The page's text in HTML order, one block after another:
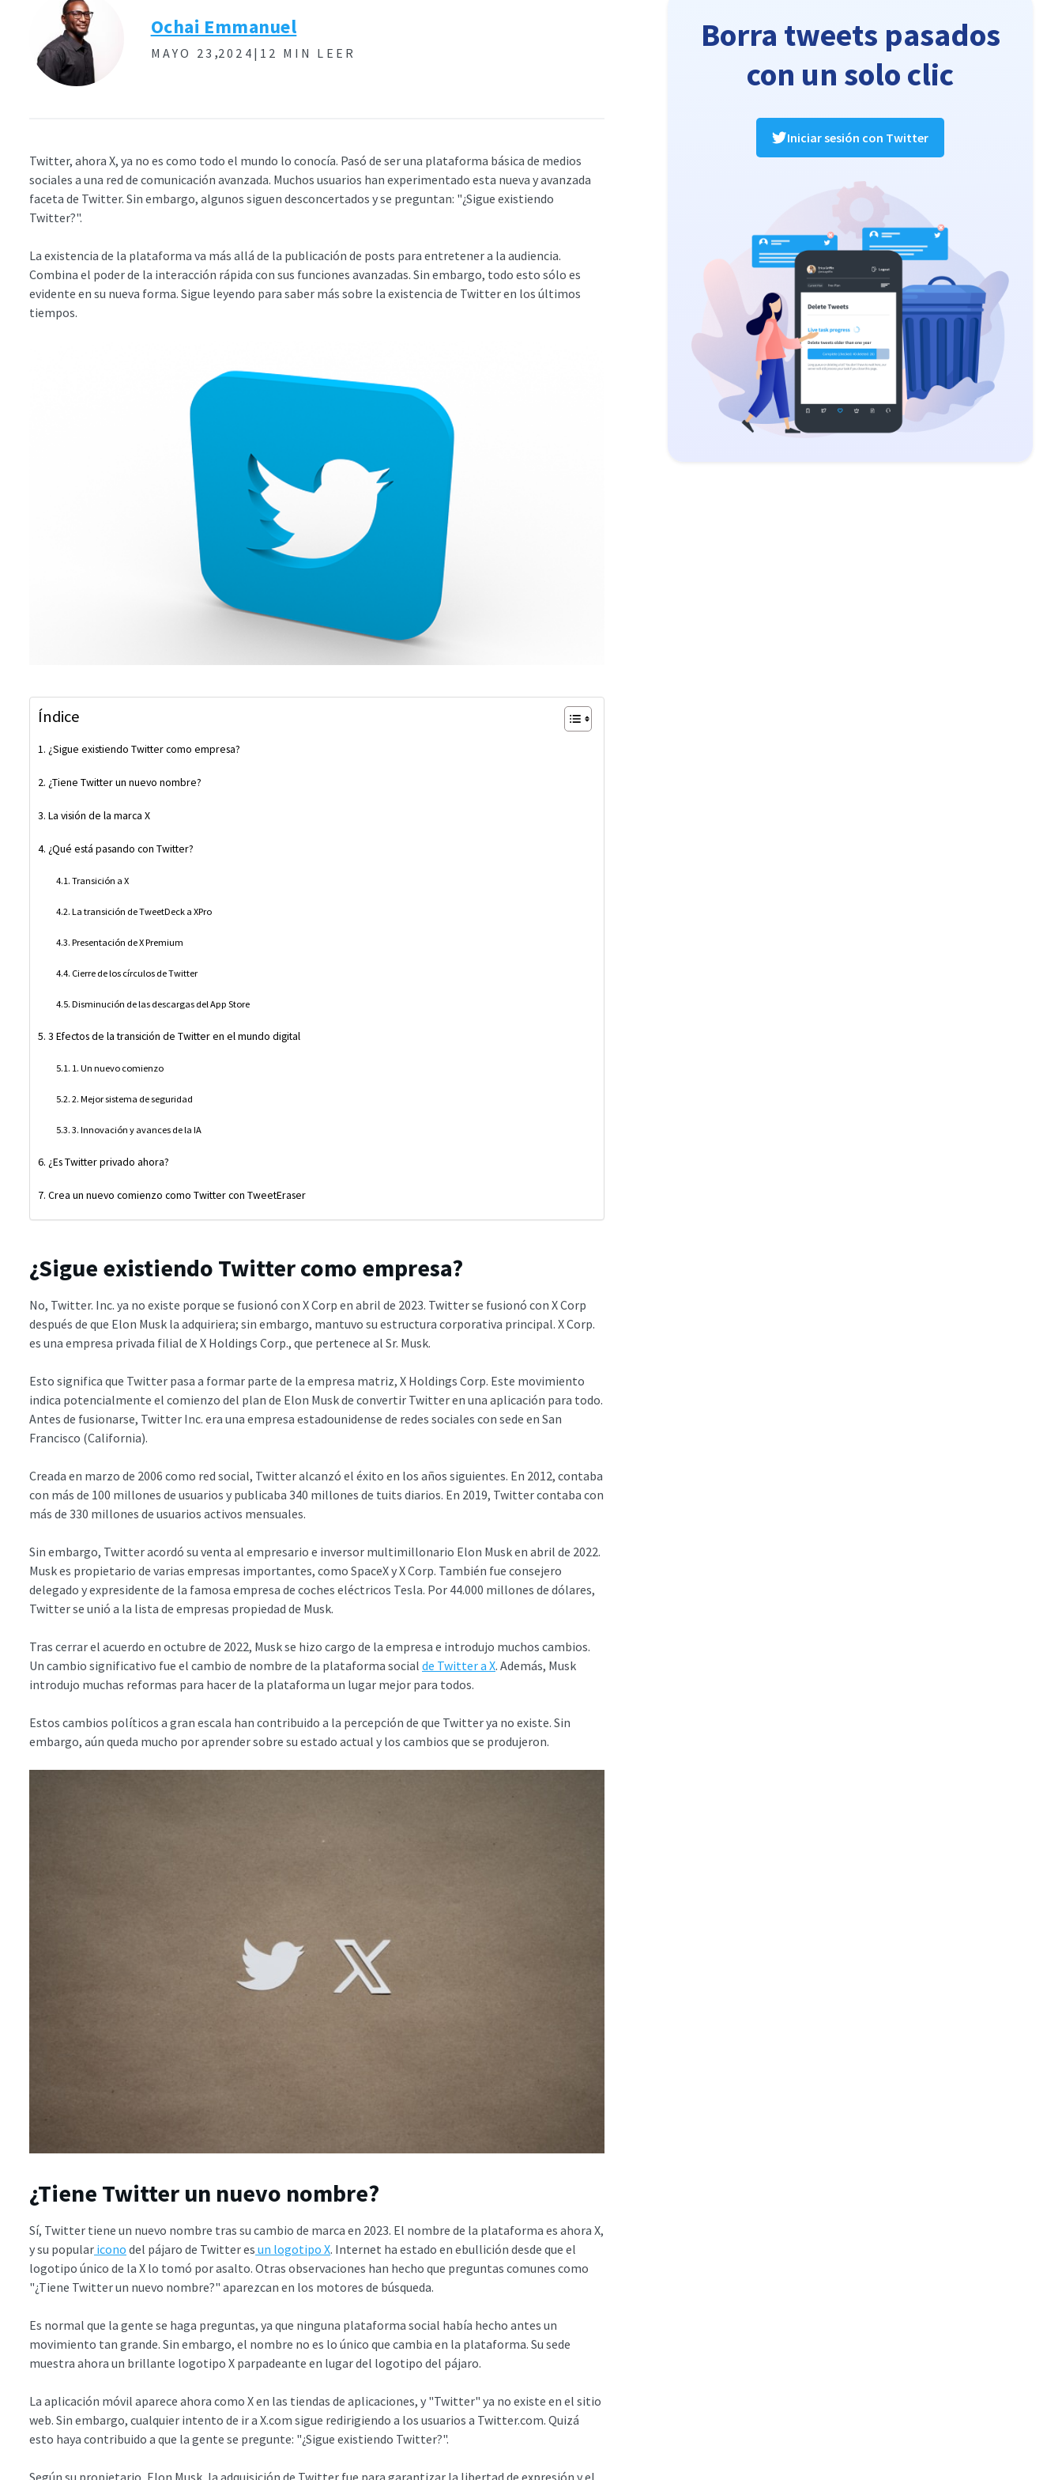
Ochai Emmanuel
MAYO 23 ,2024| 12 MIN LEER
Twitter, ahora X, ya no es como todo el mundo lo conocía. Pasó de ser una plataforma básica de medios
sociales a una red de comunicación avanzada. Muchos usuarios han experimentado esta nueva y avanzada
faceta de Twitter. Sin embargo, algunos siguen desconcertados y se preguntan: "¿Sigue existiendo
Twitter?".
La existencia de la plataforma va más allá de la publicación de posts para entretener a la audiencia.
Combina el poder de la interacción rápida con sus funciones avanzadas. Sin embargo, todo esto sólo es
evidente en su nueva forma. Sigue leyendo para saber más sobre la existencia de Twitter en los últimos
tiempos.
Índice
¿Sigue existiendo Twitter como empresa?
¿Tiene Twitter un nuevo nombre?
La visión de la marca X
¿Qué está pasando con Twitter?
Transición a X
La transición de TweetDeck a XPro
Presentación de X Premium
Cierre de los círculos de Twitter
Disminución de las descargas del App Store
3 Efectos de la transición de Twitter en el mundo digital
1. Un nuevo comienzo
2. Mejor sistema de seguridad
3. Innovación y avances de la IA
¿Es Twitter privado ahora?
Crea un nuevo comienzo como Twitter con TweetEraser
¿Sigue existiendo Twitter como empresa?
No, Twitter. Inc. ya no existe porque se fusionó con X Corp en abril de 2023. Twitter se fusionó con X Corp
después de que Elon Musk la adquiriera; sin embargo, mantuvo su estructura corporativa principal. X Corp.
es una empresa privada filial de X Holdings Corp., que pertenece al Sr. Musk.
Esto significa que Twitter pasa a formar parte de la empresa matriz, X Holdings Corp. Este movimiento
indica potencialmente el comienzo del plan de Elon Musk de convertir Twitter en una aplicación para todo.
Antes de fusionarse, Twitter Inc. era una empresa estadounidense de redes sociales con sede en San
Francisco (California).
Creada en marzo de 2006 como red social, Twitter alcanzó el éxito en los años siguientes. En 2012, contaba
con más de 100 millones de usuarios y publicaba 340 millones de tuits diarios. En 2019, Twitter contaba con
más de 330 millones de usuarios activos mensuales.
Sin embargo, Twitter acordó su venta al empresario e inversor multimillonario Elon Musk en abril de 2022.
Musk es propietario de varias empresas importantes, como SpaceX y X Corp. También fue consejero
delegado y expresidente de la famosa empresa de coches eléctricos Tesla. Por 44.000 millones de dólares,
Twitter se unió a la lista de empresas propiedad de Musk.
Tras cerrar el acuerdo en octubre de 2022, Musk se hizo cargo de la empresa e introdujo muchos cambios.
Un cambio significativo fue el cambio de nombre de la plataforma social de Twitter a X. Además, Musk
introdujo muchas reformas para hacer de la plataforma un lugar mejor para todos.
Estos cambios políticos a gran escala han contribuido a la percepción de que Twitter ya no existe. Sin
embargo, aún queda mucho por aprender sobre su estado actual y los cambios que se produjeron.
¿Tiene Twitter un nuevo nombre?
Sí, Twitter tiene un nuevo nombre tras su cambio de marca en 2023. El nombre de la plataforma es ahora X,
y su popular icono del pájaro de Twitter es un logotipo X. Internet ha estado en ebullición desde que el
logotipo único de la X lo tomó por asalto. Otras observaciones han hecho que preguntas comunes como
"¿Tiene Twitter un nuevo nombre?" aparezcan en los motores de búsqueda.
Es normal que la gente se haga preguntas, ya que ninguna plataforma social había hecho antes un
movimiento tan grande. Sin embargo, el nombre no es lo único que cambia en la plataforma. Su sede
muestra ahora un brillante logotipo X parpadeante en lugar del logotipo del pájaro.
La aplicación móvil aparece ahora como X en las tiendas de aplicaciones, y "Twitter" ya no existe en el sitio
web. Sin embargo, cualquier intento de ir a X.com sigue redirigiendo a los usuarios a Twitter.com. Quizá
esto haya contribuido a que la gente se pregunte: "¿Sigue existiendo Twitter?".
Borra tweets pasados
con un solo clic
Iniciar sesión con Twitter